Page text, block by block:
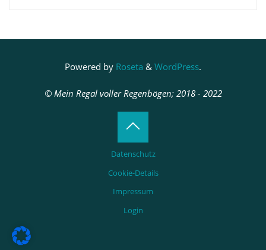
Powered by Roseta & WordPress.
© Mein Regal voller Regenbögen; 2018 - 2022
Datenschutz
Cookie-Details
Impressum
Login
Back
to
Top